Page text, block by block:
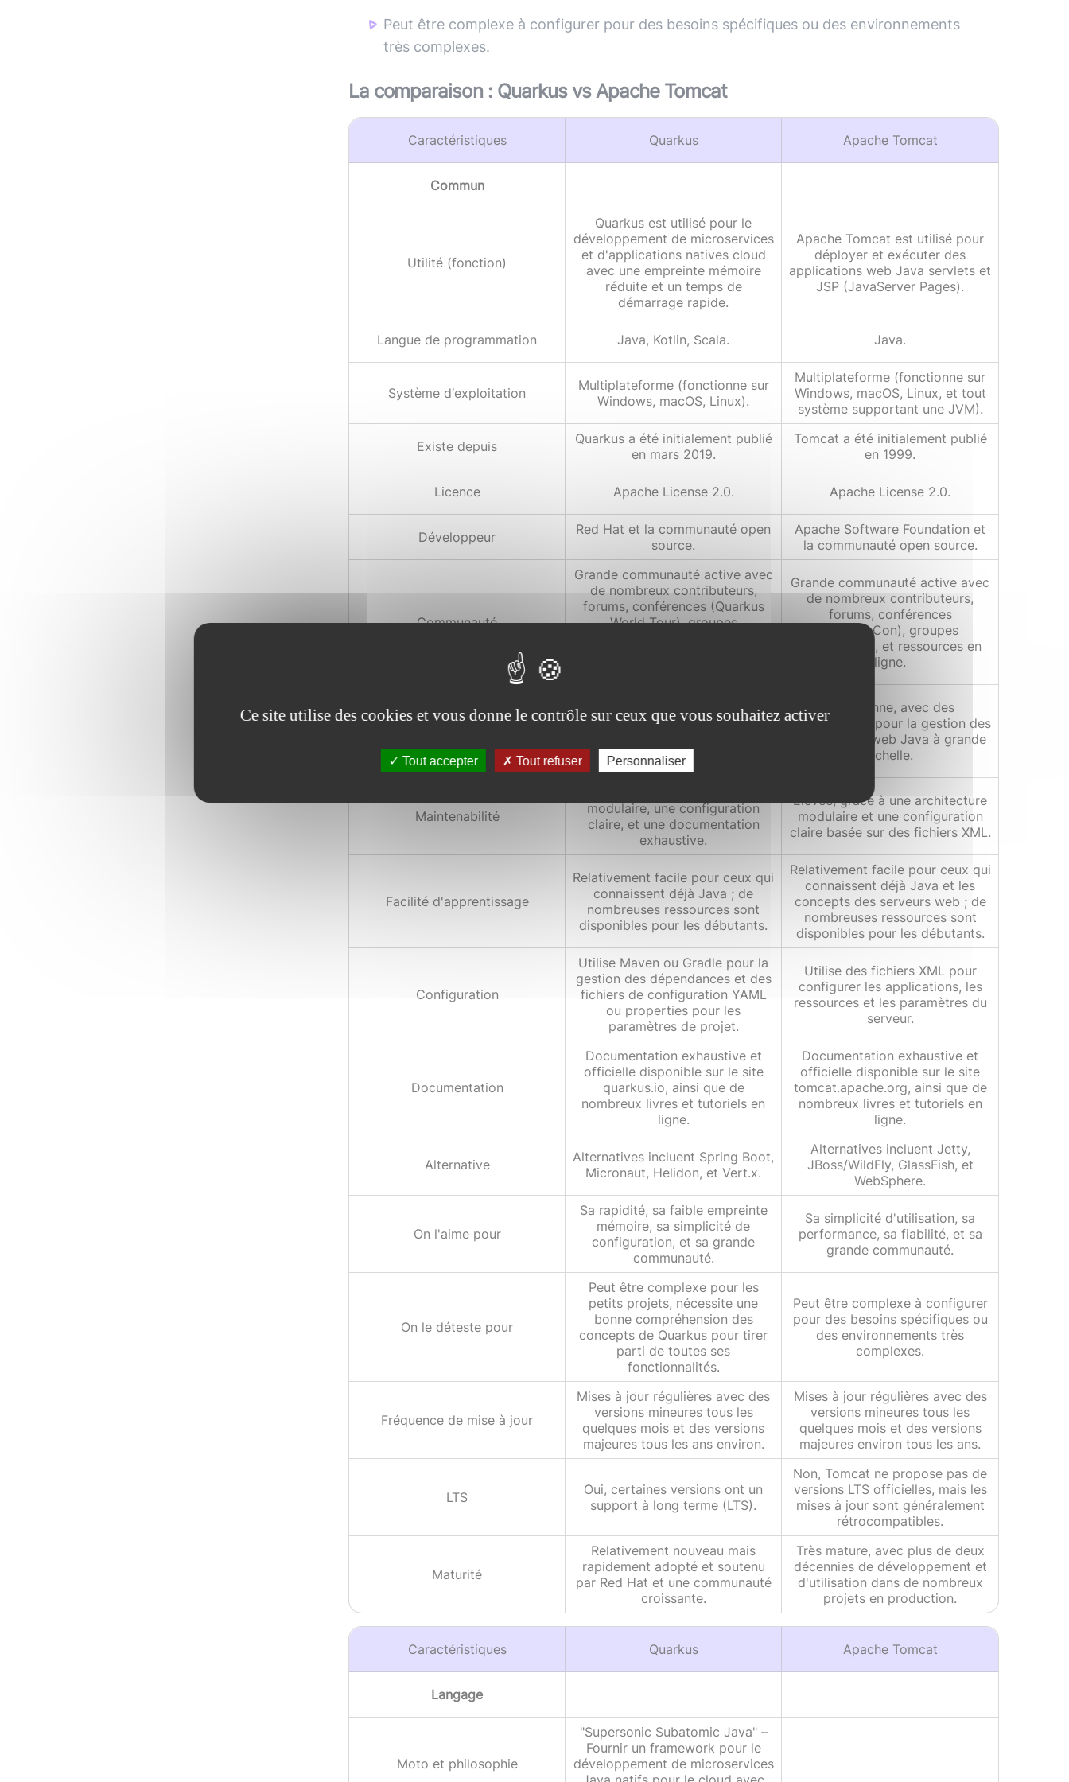
Peut être complexe à configurer pour des besoins spécifiques ou des environnements
très complexes.
La comparaison : QuarkusvsApache Tomcat
Caractéristiques Quarkus Apache Tomcat
Commun
Utilité (fonction)
Quarkus est utilisé pour le
développement de microservices
et d'applications natives cloud
avec une empreinte mémoire
réduite et un temps de
démarrage rapide.
Apache Tomcat est utilisé pour
déployer et exécuter des
applications web Java servlets et
JSP (JavaServer Pages).
Langue de programmation Java, Kotlin, Scala. Java.
Système d‘exploitation
Multiplateforme (fonctionne sur
Windows, macOS, Linux).
Multiplateforme (fonctionne sur
Windows, macOS, Linux, et tout
système supportant une JVM).
Existe depuis
Quarkus a été initialement publié
en mars 2019.
Tomcat a été initialement publié
en 1999.
Licence Apache License 2.0. Apache License 2.0.
Développeur
Red Hat et la communauté open
source.
Apache Software Foundation et
la communauté open source.
Communauté
Grande communauté active avec
de nombreux contributeurs,
forums, conférences (Quarkus
World Tour), groupes
Grande communauté active avec
de nombreux contributeurs,
forums, conférences
(ApacheCon), groupes
d'utilisateurs, et ressources en
ligne.
mémoire réduite et un temps de
optimisé pour les
environnements de conteneurs.
Très bonne, avec des
optimisations pour la gestion des
applications web Java à grande
échelle.
Maintenabilité
modulaire, une configuration
claire, et une documentation
exhaustive.
Élevée, grâce à une architecture
modulaire et une configuration
claire basée sur des fichiers XML.
Facilité d'apprentissage
Relativement facile pour ceux qui
connaissent déjà Java ; de
nombreuses ressources sont
disponibles pour les débutants.
Relativement facile pour ceux qui
connaissent déjà Java et les
concepts des serveurs web ; de
nombreuses ressources sont
disponibles pour les débutants.
Configuration
Utilise Maven ou Gradle pour la
gestion des dépendances et des
fichiers de configuration YAML
ou properties pour les
paramètres de projet.
Utilise des fichiers XML pour
configurer les applications, les
ressources et les paramètres du
serveur.
Documentation
Documentation exhaustive et
officielle disponible sur le site
quarkus.io, ainsi que de
nombreux livres et tutoriels en
ligne.
Documentation exhaustive et
officielle disponible sur le site
tomcat.apache.org, ainsi que de
nombreux livres et tutoriels en
ligne.
Alternative
Alternatives incluent Spring Boot,
Micronaut, Helidon, et Vert.x.
Alternatives incluent Jetty,
JBoss/WildFly, GlassFish, et
WebSphere.
On l'aime pour
Sa rapidité, sa faible empreinte
mémoire, sa simplicité de
configuration, et sa grande
communauté.
Sa simplicité d'utilisation, sa
performance, sa fiabilité, et sa
grande communauté.
On le déteste pour
Peut être complexe pour les
petits projets, nécessite une
bonne compréhension des
concepts de Quarkus pour tirer
parti de toutes ses
fonctionnalités.
Peut être complexe à configurer
pour des besoins spécifiques ou
des environnements très
complexes.
Fréquence de mise à jour
Mises à jour régulières avec des
versions mineures tous les
quelques mois et des versions
majeures tous les ans environ.
Mises à jour régulières avec des
versions mineures tous les
quelques mois et des versions
majeures environ tous les ans.
LTS
Oui, certaines versions ont un
support à long terme (LTS).
Non, Tomcat ne propose pas de
versions LTS officielles, mais les
mises à jour sont généralement
rétrocompatibles.
Maturité
Relativement nouveau mais
rapidement adopté et soutenu
par Red Hat et une communauté
croissante.
Très mature, avec plus de deux
décennies de développement et
d'utilisation dans de nombreux
projets en production.
Caractéristiques Quarkus Apache Tomcat
Langage
Moto et philosophie
"Supersonic Subatomic Java" –
Fournir un framework pour le
développement de microservices
Ce site utilise des cookies et vous donne le contrôle sur ceux que vous souhaitez activer
Tout accepter Tout refuser Personnaliser